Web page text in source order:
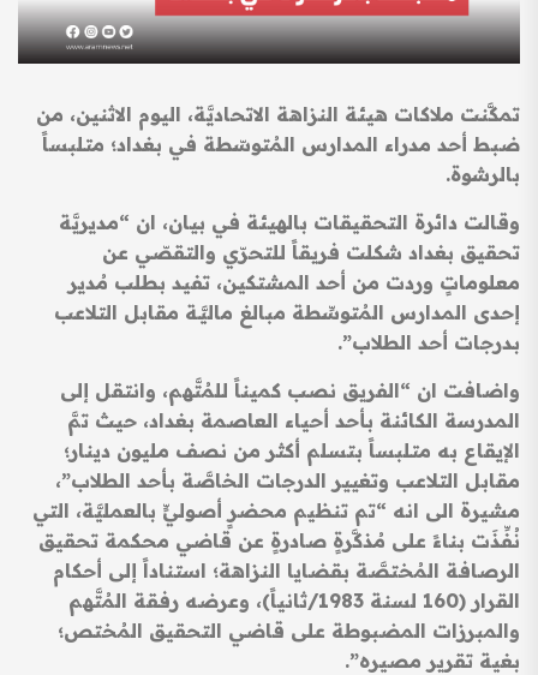
تمكَّنت ملاكات هيئة النزاهة الاتحاديَّة، اليوم الاثنين، من
ضبط أحد مدراء المدارس المُتوسّطة في بغداد؛ متلبساً
بالرشوة.
وقالت دائرة التحقيقات بالهيئة في بيان، ان “مديريَّة
تحقيق بغداد شكلت فريقاً للتحرّي والتقصّي عن
معلوماتٍ وردت من أحد المشتكين، تفيد بطلب مُدير
إحدى المدارس المُتوسِّطة مبالغ ماليَّـة مقابل التلاعب
بدرجات أحد الطلاب”.
واضافت ان “الفريق نصب كميناً للمُتَّهم، وانتقل إلى
المدرسة الكائنة بأحد أحياء العاصمة بغداد، حيث تمَّ
الإيقاع به متلبساً بتسلم أكثر من نصف مليون دينار؛
مقابل التلاعب وتغيير الدرجات الخاصَّة بأحد الطلاب”،
مشيرة الى انه “تم تنظيم محضرٍ أصوليٍّ بالعمليَّة، التي
نُفِّذَت بناءً على مُذكَّرةٍ صادرةٍ عن قاضي محكمة تحقيق
الرصافة المُختصَّة بقضايا النزاهة؛ استناداً إلى أحكام
القرار (160 لسنة 1983/ثانياً)، وعرضه رفقة المُتَّهم
والمبرزات المضبوطة على قاضي التحقيق المُختص؛
بغية تقرير مصيره”.